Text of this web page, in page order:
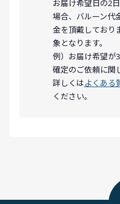
お届け希望日の2
場合、バルーン代
金を頂戴しており
象となります。
例）お届け希望が
確定のご依頼に関
詳しくはよくある
ください。